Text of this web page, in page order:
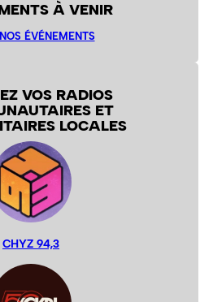
À VENIR
ÉVÉNEMENTS
VOS RADIOS
ET
LOCALES
CHYZ 94,3